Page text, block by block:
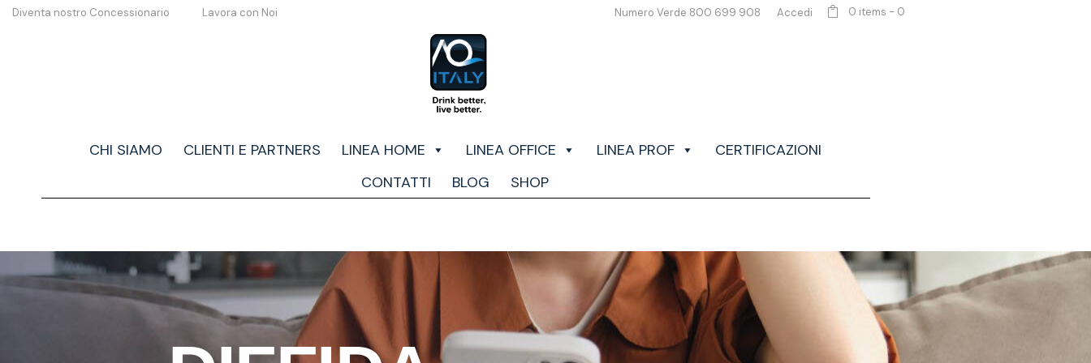
Diventa nostro Concessionario Lavora con Noi Numero Verde 800 699 908 Accedi 0 items - 0
CHI SIAMO CLIENTI E PARTNERS LINEA HOME LINEA OFFICE LINEA PROF
CERTIFICAZIONI
CONTATTI
BLOG SHOP